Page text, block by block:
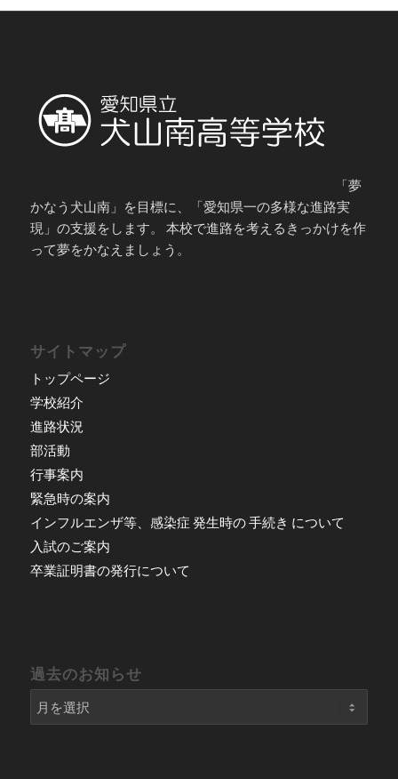
「夢
かなう犬山南」を目標に、「愛知県一の多様な進路実
現」の支援をします。 本校で進路を考えるきっかけを作
って夢をかなえましょう。
サイトマップ
トップページ
学校紹介
進路状況
部活動
行事案内
緊急時の案内
インフルエンザ等、感染症 発生時の 手続き について
入試のご案内
卒業証明書の発行について
過去のお知らせ